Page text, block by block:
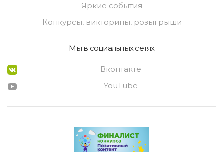
Яркие события
Конкурсы, викторины, розыгрыши
Мы в социальных сетях
Вконтакте
YouTube